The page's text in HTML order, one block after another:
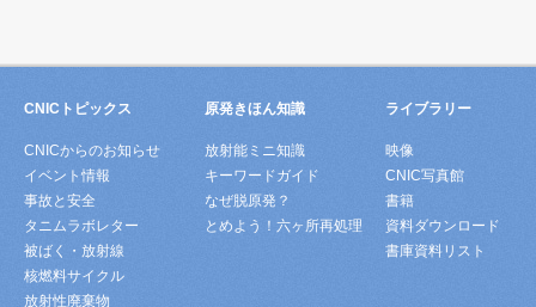
CNICトピックス
CNICからのお知らせ
イベント情報
事故と安全
タニムラボレター
被ばく・放射線
核燃料サイクル
放射性廃棄物
原発きほん知識
放射能ミニ知識
キーワードガイド
なぜ脱原発？
とめよう！六ヶ所再処理
ライブラリー
映像
CNIC写真館
書籍
資料ダウンロード
書庫資料リスト